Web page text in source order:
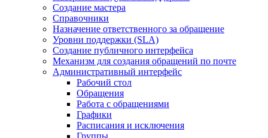
Создание мастера
Справочники
Назначение ответственного за обращение
Уровни поддержки (SLA)
Создание публичного интерфейса
Механизм для создания обращений по почте
Административный интерфейс
Рабочий стол
Обращения
Работа с обращениями
Графики
Расписания и исключения
Группы